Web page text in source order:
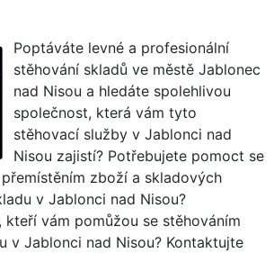
Poptáváte levné a profesionální
stěhování skladů ve městě Jablonec
nad Nisou a hledáte spolehlivou
společnost, která vám tyto
stěhovací služby v Jablonci nad
Nisou zajistí? Potřebujete pomoct se
zboží a skladových
v Jablonci nad Nisou?
kteří vám pomůžou se stěhováním
v Jablonci nad Nisou? Kontaktujte